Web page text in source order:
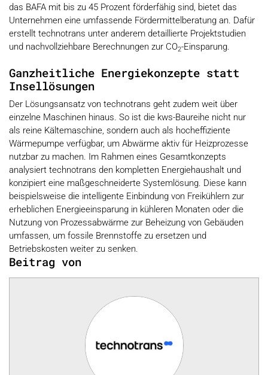
das BAFA mit bis zu 45 Prozent förderfähig sind, bietet das
Unternehmen eine umfassende Fördermittelberatung an. Dafür
erstellt technotrans unter anderem detaillierte Projektstudien
und nachvollziehbare Berechnungen zur CO2-Einsparung.
Ganzheitliche Energiekonzepte statt
Insellösungen
Der Lösungsansatz von technotrans geht zudem weit über
einzelne Maschinen hinaus. So ist die kws-Baureihe nicht nur
als reine Kältemaschine, sondern auch als hocheffiziente
Wärmepumpe verfügbar, um Abwärme aktiv für Heizprozesse
nutzbar zu machen. Im Rahmen eines Gesamtkonzepts
analysiert technotrans den kompletten Energiehaushalt und
konzipiert eine maßgeschneiderte Systemlösung. Diese kann
beispielsweise die intelligente Einbindung von Freikühlern zur
erheblichen Energieeinsparung in kühleren Monaten oder die
Nutzung von Prozessabwärme zur Beheizung von Gebäuden
umfassen, um fossile Brennstoffe zu ersetzen und
Betriebskosten weiter zu senken.
Beitrag von